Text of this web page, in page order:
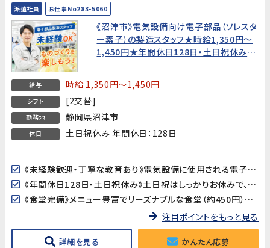
派遣社員 お仕事No283-5060
《沼津市》電気設備向け電子部品（ソレスタ
ー素子）の製造スタッフ★時給1,350円〜
1,450円★年間休日128日・土日祝休み
給与 時給 1,350円～1,450円
シフト [2交替]
勤務地 静岡県沼津市
休日 土日祝休み 年間休日：128日
《未経験歓迎・丁寧な教育あり》電気設備に使用される電子部品の製造ですが、製造業が初めての方でも安心。丁寧な教育制度が整っており、しっかりサポートします。
《年間休日128日・土日祝休み》土日祝はしっかりお休みで、GW・夏季・年末年始の長期連休もあります。プライベートとのバランスが取りやすい環境です。
《食堂完備》メニュー豊富でリーズナブルな食堂（約450円）を利用可能。毎日のランチ準備が不要で快適です。
注目ポイントをもっと見る
詳細を見る かんたん応募